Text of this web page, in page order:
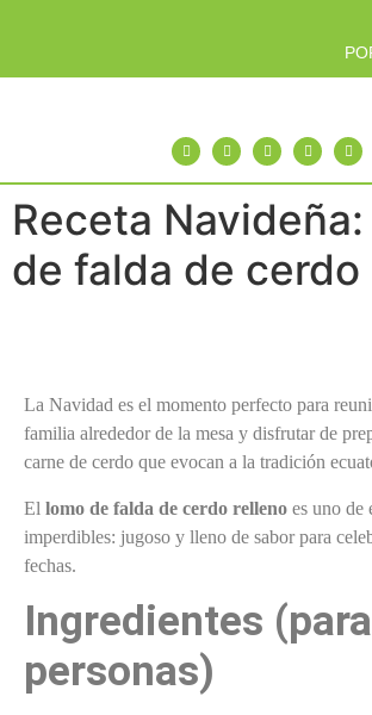
Receta
de falda de cerdo
La Navidad es el momento perfecto para
familia alrededor de la mesa y disfrutar de
carne de cerdo que evocan a la tradición
El lomo de falda de cerdo relleno es uno de
imperdibles: jugoso y lleno de sabor para
fechas.
Ingredientes
personas)